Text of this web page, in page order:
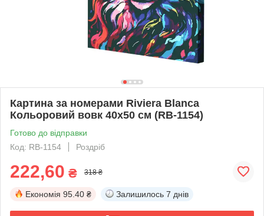
Картина за номерами Riviera Blanca
Кольоровий вовк 40x50 см (RB-1154)
Готово до відправки
Код: RB-1154
Роздріб
222,60 ₴ 318 ₴
Економія 95.40 ₴ Залишилось 7 днів